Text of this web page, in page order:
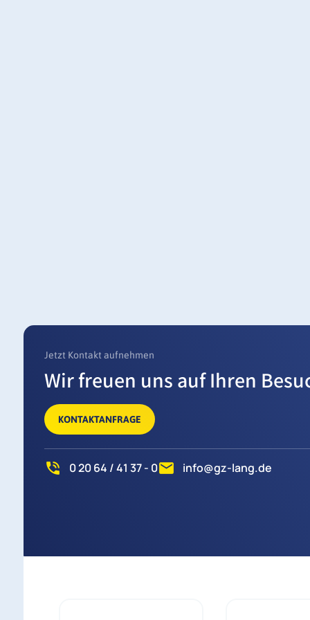
Jetzt Kontakt aufnehmen
Wir freuen uns auf Ihren
KONTAKTANFRAGE
0 20 64 / 41 37 - 0 info@gz-lang.de